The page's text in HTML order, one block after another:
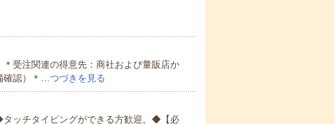
受注関連の得意先：商社および量販店か
確認）＊…つづきを見る
ッチタイピングができる方歓迎。◆【必